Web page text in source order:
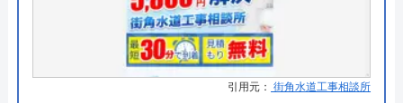
楯広長
〒460-0008
名古屋市中区栄1丁目14-15
受け付けている業者です。主に関東・関西地方を対
応エリアとして営業しており、合計11都府県からの
依頼を受け付けています。対応エリアも幅広く、依
頼から最短30分で現場まで駆け付けてくれるので、
引用元： 街角水道工事相談所